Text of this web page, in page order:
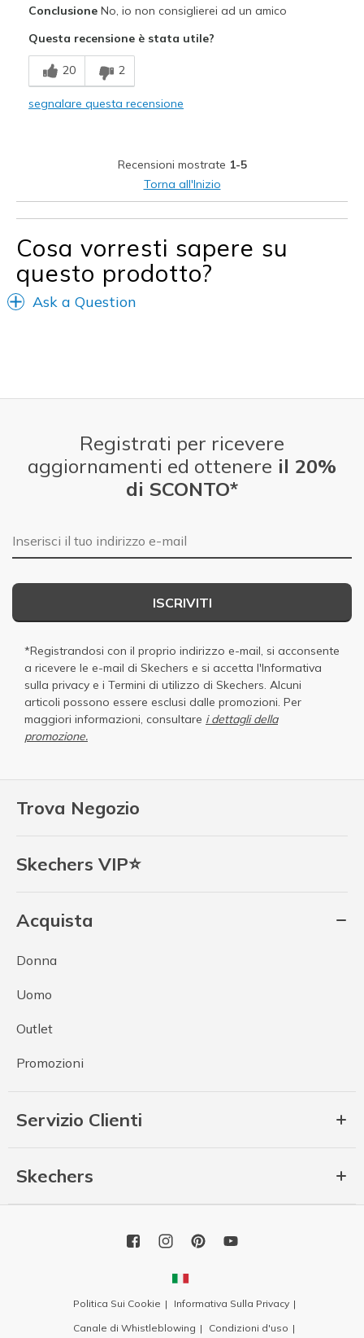
It rubs on my heel creating a nerve issue
My heel slips out too much
Uncomfortable
Width
Feels true to width
Feels true to size
View On Shoes
I'm Really Into Shoes
ConclusioneNo, io non consiglierei ad un amico
Questa recensione è stata utile?
20 2
segnalare questa recensione
Recensioni mostrate 1-5
Torna all'Inizio
Cosa vorresti sapere su
questo prodotto?
Ask a Question
Trova Negozio
Skechers VIP⭐
Acquista
Donna
Uomo
Outlet
Promozioni
Servizio Clienti
Skechers
Registrati per ricevere
aggiornamenti ed ottenere il 20%
di SCONTO*
E-mail
ISCRIVITI
*Registrandosi con il proprio indirizzo e-mail, si acconsente
a ricevere le e-mail di Skechers e si accetta l'Informativa
sulla privacy e i Termini di utilizzo di Skechers. Alcuni
articoli possono essere esclusi dalle promozioni. Per
maggiori informazioni, consultare i dettagli della
promozione.
Politica Sui Cookie
Informativa Sulla Privacy
Canale di Whistleblowing
Condizioni d'uso